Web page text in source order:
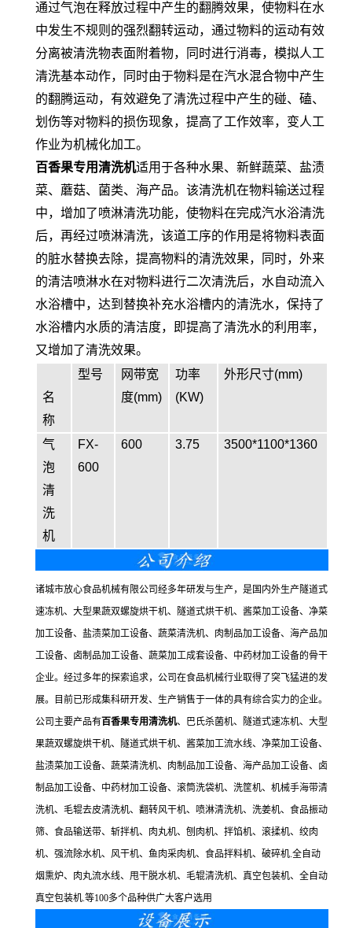
通过气泡在释放过程中产生的翻腾效果，使物料在水
中发生不规则的强烈翻转运动，通过物料的运动有效
分离被清洗物表面附着物，同时进行消毒，模拟人工
清洗基本动作，同时由于物料是在汽水混合物中产生
的翻腾运动，有效避免了清洗过程中产生的碰、磕、
划伤等对物料的损伤现象，提高了工作效率，变人工
作业为机械化加工。
百香果专用清洗机适用于各种水果、新鲜蔬菜、盐渍
菜、蘑菇、菌类、海产品。该清洗机在物料输送过程
中，增加了喷淋清洗功能，使物料在完成汽水浴清洗
后，再经过喷淋清洗，该道工序的作用是将物料表面
的脏水替换去除，提高物料的清洗效果，同时，外来
的清洁喷淋水在对物料进行二次清洗后，水自动流入
水浴槽中，达到替换补充水浴槽内的清洗水，保持了
水浴槽内水质的清洁度，即提高了清洗水的利用率，
又增加了清洗效果。
名
称
型号
网带宽
度(mm)
功率
(KW)
外形尺寸(mm)
气
泡
清
洗
机
FX-
600
600 3.75 3500*1100*1360
诸城市放心食品机械有限公司经多年研发与生产，是国内外生产隧道式
速冻机、大型果蔬双螺旋烘干机、隧道式烘干机、酱菜加工设备、净菜
加工设备、盐渍菜加工设备、蔬菜清洗机、肉制品加工设备、海产品加
工设备、卤制品加工设备、蔬菜加工成套设备、中药材加工设备的骨干
企业。经过多年的探索追求，公司在食品机械行业取得了突飞猛进的发
展。目前已形成集科研开发、生产销售于一体的具有综合实力的企业。
公司主要产品有百香果专用清洗机、巴氏杀菌机、隧道式速冻机、大型
果蔬双螺旋烘干机、隧道式烘干机、酱菜加工流水线、净菜加工设备、
盐渍菜加工设备、蔬菜清洗机、肉制品加工设备、海产品加工设备、卤
制品加工设备、中药材加工设备、滚筒洗袋机、洗筐机、机械手海带清
洗机、毛辊去皮清洗机、翻转风干机、喷淋清洗机、洗姜机、食品振动
筛、食品输送带、斩拌机、肉丸机、刨肉机、拌馅机、滚揉机、绞肉
机、强流除水机、风干机、鱼肉采肉机、食品拌料机、破碎机.全自动
烟熏炉、肉丸流水线、甩干脱水机、毛辊清洗机、真空包装机、全自动
真空包装机.等100多个品种供广大客户选用